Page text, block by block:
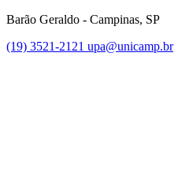
Barão Geraldo - Campinas, SP
(19) 3521-2121 upa@unicamp.br